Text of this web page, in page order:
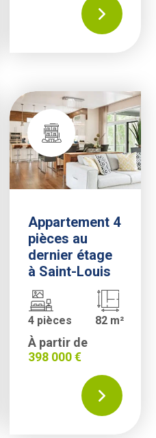
Appartement 4
pièces au
dernier étage
à Saint-Louis
4 pièces 82 m²
À partir de
398 000 €